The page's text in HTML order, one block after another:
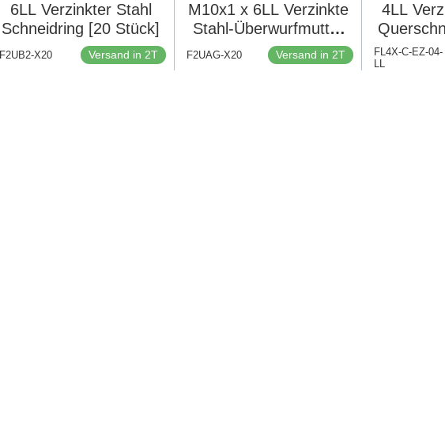
6LL Verzinkter Stahl
Schneidring [20 Stück]
F2UB2-X20 Versand in 2T
M10x1 x 6LL Verzinkte
Stahl-Überwurfmutter
für Schneidring [20
Stück]
F2UAG-X20 Versand in 2T
4LL
bar
FL4X-C-EZ-04-
LL